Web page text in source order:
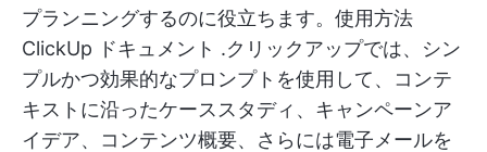
プランニングするのに役立ちます。使用方法
ClickUp ドキュメント .クリックアップでは、シン
プルかつ効果的なプロンプトを使用して、コンテ
キストに沿ったケーススタディ、キャンペーンア
イデア、コンテンツ概要、さらには電子メールを